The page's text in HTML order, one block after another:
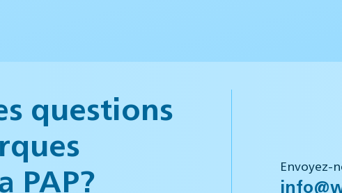
questions
PAP?
Envoyez-